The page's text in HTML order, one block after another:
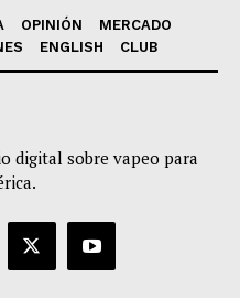
OPINIÓN
MERCADO
ENGLISH CLUB
digital sobre vapeo para